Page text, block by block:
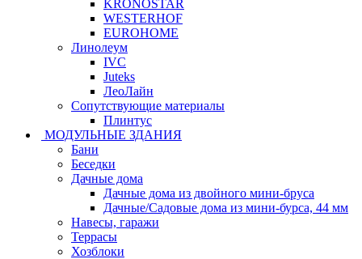
KRONOSTAR
WESTERHOF
EUROHOME
Линолеум
IVC
Juteks
ЛеоЛайн
Сопутствующие материалы
Плинтус
МОДУЛЬНЫЕ ЗДАНИЯ
Бани
Беседки
Дачные дома
Дачные дома из двойного мини-бруса
Дачные/Садовые дома из мини-бурса, 44 мм
Навесы, гаражи
Террасы
Хозблоки